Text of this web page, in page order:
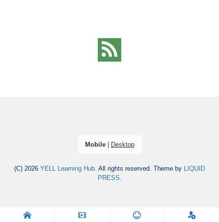
Mobile| Desktop
(C) 2026 YELL Learning Hub . All rights reserved. Theme by LIQUID
PRESS